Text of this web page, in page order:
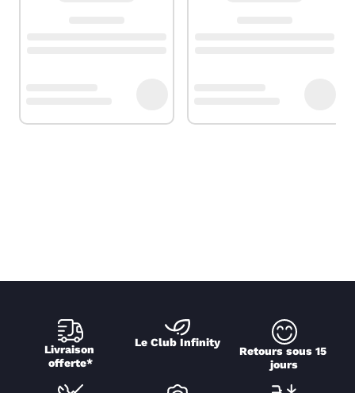
Livraison
offerte*
Le Club Infinity
Retours sous 15
jours